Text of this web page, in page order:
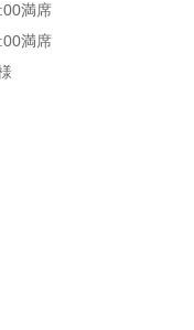
満席
満席